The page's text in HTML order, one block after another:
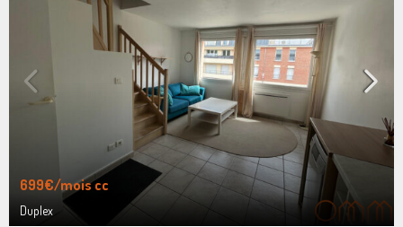
699€/mois cc
Duplex